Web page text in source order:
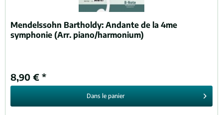
Mendelssohn Bartholdy:Andante de la 4me
symphonie (Arr. piano/harmonium)
8,90 € *
Dans le panier